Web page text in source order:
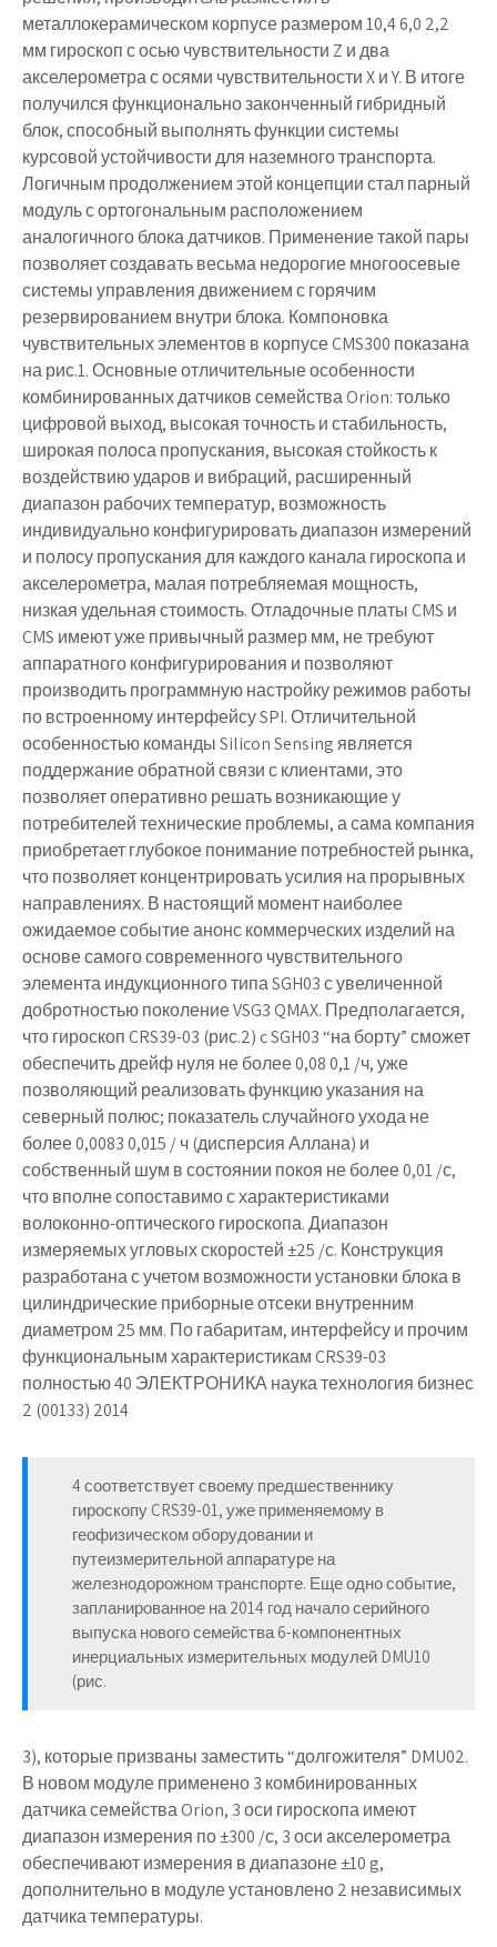
металлокерамическом корпусе размером 10,4 6,0 2,2
мм гироскоп с осью чувствительности Z и два
акселерометра с осями чувствительности X и Y. В итоге
получился функционально законченный гибридный
блок, способный выполнять функции системы
курсовой устойчивости для наземного транспорта.
Логичным продолжением этой концепции стал парный
модуль с ортогональным расположением
аналогичного блока датчиков. Применение такой пары
позволяет создавать весьма недорогие многоосевые
системы управления движением с горячим
резервированием внутри блока. Компоновка
чувствительных элементов в корпусе CMS300 показана
на рис.1. Основные отличительные особенности
комбинированных датчиков семейства Orion: только
цифровой выход, высокая точность и стабильность,
широкая полоса пропускания, высокая стойкость к
воздействию ударов и вибраций, расширенный
диапазон рабочих температур, возможность
индивидуально конфигурировать диапазон измерений
и полосу пропускания для каждого канала гироскопа и
акселерометра, малая потребляемая мощность,
низкая удельная стоимость. Отладочные платы CMS и
CMS имеют уже привычный размер мм, не требуют
аппаратного конфигурирования и позволяют
производить программную настройку режимов работы
по встроенному интерфейсу SPI. Отличительной
особенностью команды Silicon Sensing является
поддержание обратной связи с клиентами, это
позволяет оперативно решать возникающие у
потребителей технические проблемы, а сама компания
приобретает глубокое понимание потребностей рынка,
что позволяет концентрировать усилия на прорывных
направлениях. В настоящий момент наиболее
ожидаемое событие анонс коммерческих изделий на
основе самого современного чувствительного
элемента индукционного типа SGH03 с увеличенной
добротностью поколение VSG3 QMAX. Предполагается,
что гироскоп CRS39-03 (рис.2) c SGH03 “на борту” сможет
обеспечить дрейф нуля не более 0,08 0,1 /ч, уже
позволяющий реализовать функцию указания на
северный полюс; показатель случайного ухода не
более 0,0083 0,015 / ч (дисперсия Аллана) и
собственный шум в состоянии покоя не более 0,01 /с,
что вполне сопоставимо с характеристиками
волоконно-оптического гироскопа. Диапазон
измеряемых угловых скоростей ±25 /с. Конструкция
разработана с учетом возможности установки блока в
цилиндрические приборные отсеки внутренним
диаметром 25 мм. По габаритам, интерфейсу и прочим
функциональным характеристикам CRS39-03
полностью 40 ЭЛЕКТРОНИКА наука технология бизнес
2 (00133) 2014
4 соответствует своему предшественнику
гироскопу CRS39-01, уже применяемому в
геофизическом оборудовании и
путеизмерительной аппаратуре на
железнодорожном транспорте. Еще одно событие,
запланированное на 2014 год начало серийного
выпуска нового семейства 6-компонентных
инерциальных измерительных модулей DMU10
(рис.
3), которые призваны заместить “долгожителя” DMU02.
В новом модуле применено 3 комбинированных
датчика семейства Orion, 3 оси гироскопа имеют
диапазон измерения по ±300 /с, 3 оси акселерометра
обеспечивают измерения в диапазоне ±10 g,
дополнительно в модуле установлено 2 независимых
датчика температуры.